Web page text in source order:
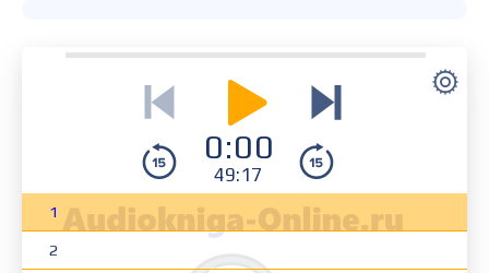
0:00
49:17
1
2